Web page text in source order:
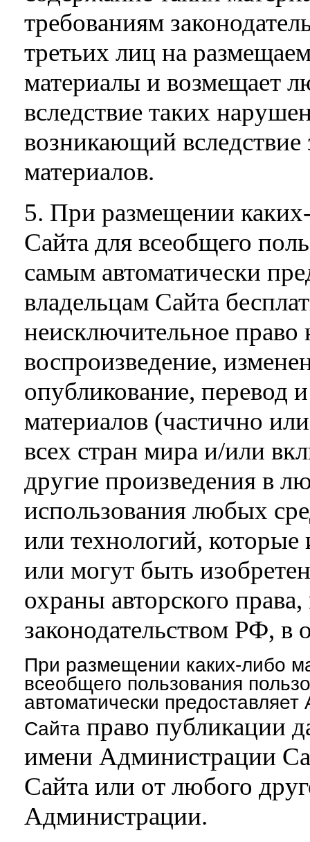
требованиям
третьих лиц на
материалы и возмещает
вследствие таких
возникающий вследствие
материалов.
5. При размещении
Сайта для всеобщего
самым автоматически
владельцам Сайта
неисключительное право
воспроизведение,
опубликование, перевод
материалов (частично
всех стран мира и/или
другие произведения в
использования любых
или технологий, которые
или могут быть
охраны авторского
законодательством РФ, в
При размещении каких-либо
всеобщего пользования
автоматически
Сайта право публикации
имени Администрации
Сайта или от любого
Администрации.